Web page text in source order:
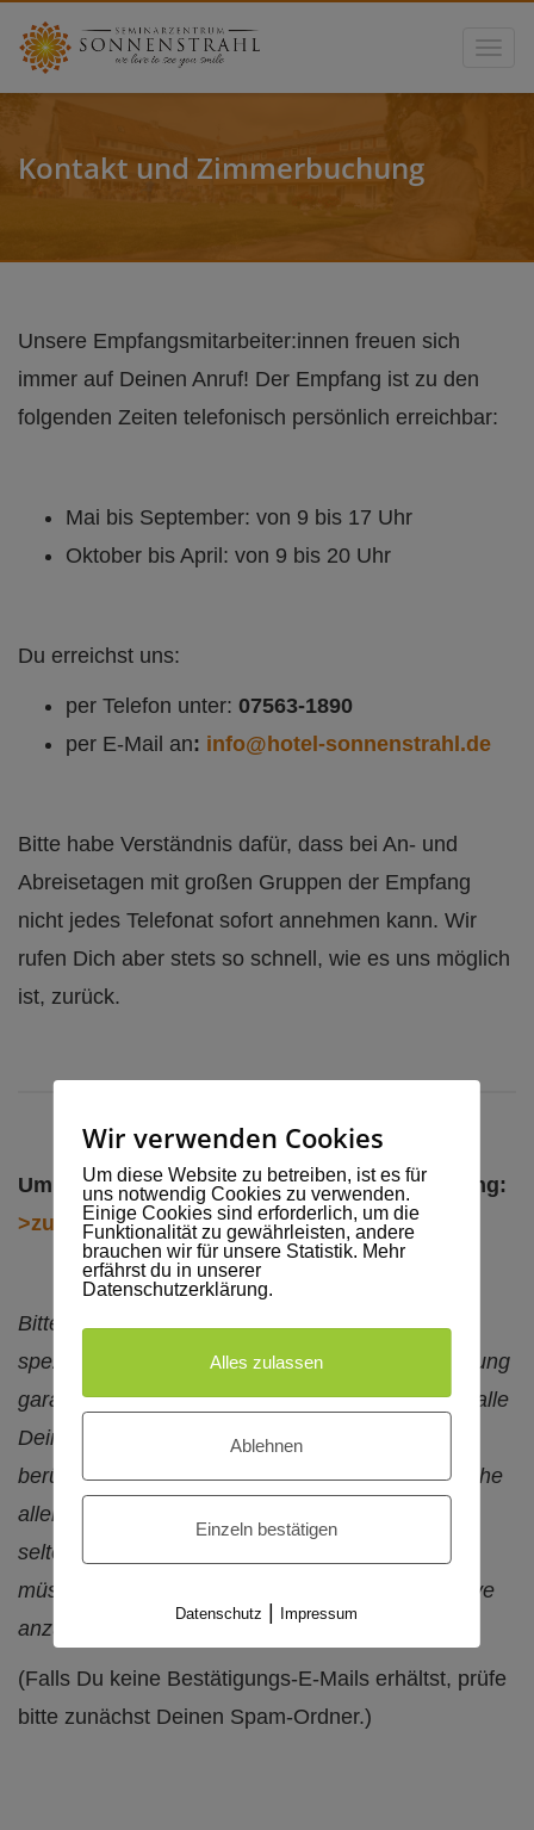
Kontakt und Zimmerbuchung
Unsere Empfangsmitarbeiter:innen freuen sich
immer auf Deinen Anruf! Der Empfang ist zu den
folgenden Zeiten telefonisch persönlich erreichbar:
Mai bis September: von 9 bis 17 Uhr
Oktober bis April: von 9 bis 20 Uhr
Du erreichst uns:
per Telefon unter: 07563-1890
per E-Mail an: info@hotel-sonnenstrahl.de
Bitte habe Verständnis dafür, dass bei An- und
Abreisetagen mit großen Gruppen der Empfang
nicht jedes Telefonat sofort annehmen kann. Wir
rufen Dich aber stets so schnell, wie es uns möglich
ist, zurück.
Zimmerbuchung
Um ein Zimmer zu buchen, geht es hier entlang:
>zur Online-Buchung.
Bitte habe Verständnis dafür, dass wir keine
spezifischen Zimmernummern bei der Reservierung
garantieren können. Wir geben uns zwar Mühe, alle
Deine Wünsche bei der Reservierung zu
berücksichtigen. Aber da wir natürlich die Wünsche
aller Gäste berücksichtigen wollen, kann es in
seltenen Fällen vorkommen, dass wir abwägen
müssen, um Dir dann die bestmögliche Alternative
anzubieten.
(Falls Du keine Bestätigungs-E-Mails erhältst, prüfe
bitte zunächst Deinen Spam-Ordner.)
Wir verwenden Cookies
Um diese Website zu betreiben, ist es für
uns notwendig Cookies zu verwenden.
Einige Cookies sind erforderlich, um die
Funktionalität zu gewährleisten, andere
brauchen wir für unsere Statistik. Mehr
erfährst du in unserer
Datenschutzerklärung.
Alles zulassen
Ablehnen
Einzeln bestätigen
Datenschutz | Impressum